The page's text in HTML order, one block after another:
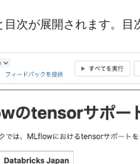
次が展開されます。